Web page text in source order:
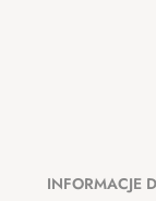
INFORMACJE